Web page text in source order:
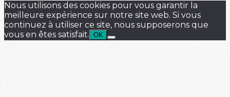
Nous utilisons des cookies pour vous garantir la
meilleure expérience sur notre site web. Si vous
continuez à utiliser ce site, nous supposerons que
vous en êtes satisfait. OK